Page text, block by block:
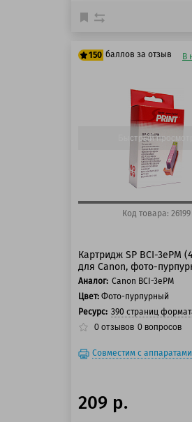
150 баллов за отзыв
125 баллов
150 баллов
В
Быстрый просмотр
Код товара: 26199
Картридж SP BCI-3ePM
для Canon, фото-
Аналог: Canon BCI-3ePM
Цвет: Фото-пурпурный
Ресурс: 390 страниц
0 отзывов 0 вопросов
Совместим с аппаратами
209 р.